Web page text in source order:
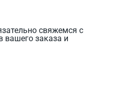
свяжемся с
вашего заказа и